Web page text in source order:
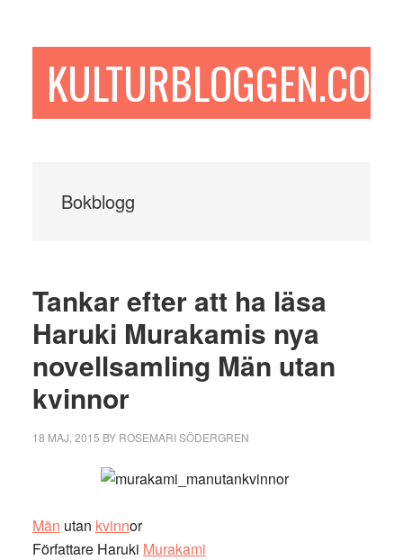
sidofältetKULTURBLOGGEN.COM
Bokblogg
Tankar efter att ha läsa
Haruki Murakamis nya
novellsamling Män utan
kvinnor
18 MAJ, 2015 BY ROSEMARI SÖDERGREN
Män utan kvinnor
Författare Haruki Murakami